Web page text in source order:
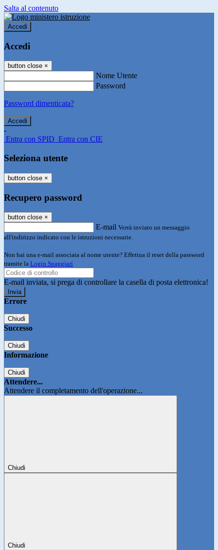
Salta al contenuto
Accedi
Accedi
button close ×
Nome Utente
Password
Password dimenticata?
-
Entra con SPID Entra con CIE
Seleziona utente
button close ×
Recupero password
button close ×
E-mail Verrà inviato un messaggio
all'indirizzo indicato con le istruzioni necessarie.
Non hai una e-mail associata al nome utente? Effettua il reset della password
tramite la Login Spaggiari
E-mail inviata, si prega di controllare la casella di posta elettronica!
Errore
Chiudi
Successo
Chiudi
Informazione
Chiudi
Attendere...
Attendere il completamento dell'operazione...
Chiudi
Chiudi